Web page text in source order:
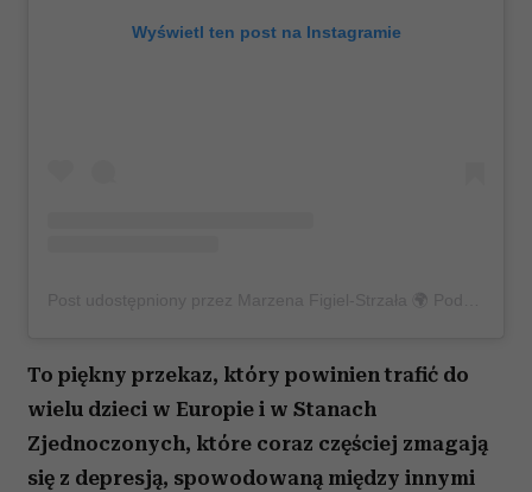
Wyświetl ten post na Instagramie
To piękny przekaz, który powinien trafić do
wielu dzieci w Europie i w Stanach
Zjednoczonych, które coraz częściej zmagają
się z depresją, spowodowaną między innymi